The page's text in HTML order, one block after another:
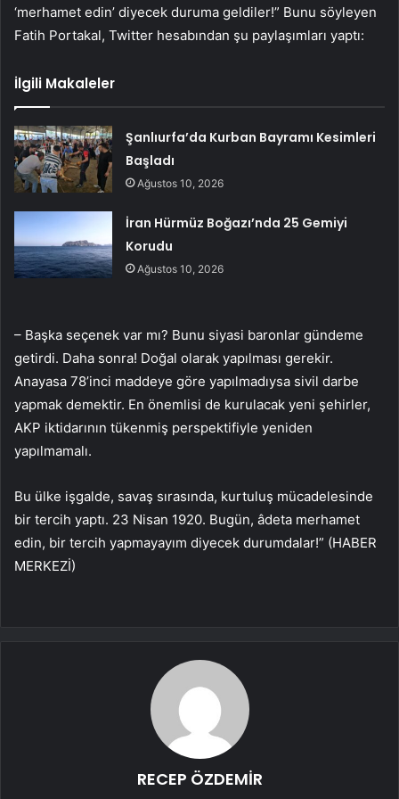
‘merhamet edin’ diyecek duruma geldiler!” Bunu söyleyen
Fatih Portakal, Twitter hesabından şu paylaşımları yaptı:
İlgili Makaleler
Şanlıurfa’da Kurban Bayramı Kesimleri
Başladı
Ağustos 10, 2026
İran Hürmüz Boğazı’nda 25 Gemiyi
Korudu
Ağustos 10, 2026
– Başka seçenek var mı? Bunu siyasi baronlar gündeme
getirdi. Daha sonra! Doğal olarak yapılması gerekir.
Anayasa 78’inci maddeye göre yapılmadıysa sivil darbe
yapmak demektir. En önemlisi de kurulacak yeni şehirler,
AKP iktidarının tükenmiş perspektifiyle yeniden
yapılmamalı.
Bu ülke işgalde, savaş sırasında, kurtuluş mücadelesinde
bir tercih yaptı. 23 Nisan 1920. Bugün, âdeta merhamet
edin, bir tercih yapmayayım diyecek durumdalar!” (HABER
MERKEZİ)
RECEP ÖZDEMİR